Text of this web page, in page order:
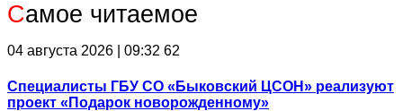
Самое читаемое
04 августа 2026 | 09:32 62
Специалисты ГБУ СО «Быковский ЦСОН» реализуют
проект «Подарок новорожденному»